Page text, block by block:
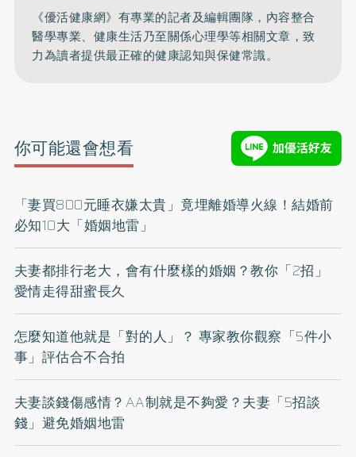
《優活健康網》有專業的記者及編輯團隊，內容整合
醫學專業、健康生活乃至關係心理學等相關文章，致
力為讀者提供最正確的健康認知與保健常識。
你可能還會想看
「妻買800元睡衣嫌太貴」竟埋離婚導火線！結婚前
必知10大「婚姻地雷」
夫妻都排行老大，會有什麼樣的婚姻？教你「2招」
愛情走得甜蜜長久
怎麼知道他就是「對的人」？ 專家教你觀察「5件小
事」評估合不合拍
夫妻談錢傷感情？AA制就是不夠愛？夫妻「5招談
錢」避免婚姻地雷